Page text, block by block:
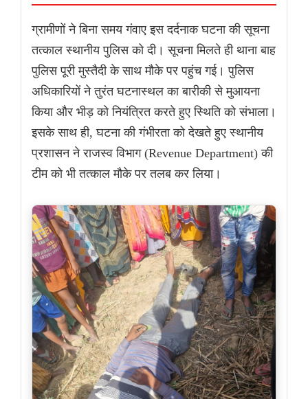
ग्रामीणों ने बिना समय गंवाए इस दर्दनाक घटना की सूचना
तत्काल स्थानीय पुलिस को दी। सूचना मिलते ही थाना बाह
पुलिस पूरी मुस्तैदी के साथ मौके पर पहुंच गई। पुलिस
अधिकारियों ने तुरंत घटनास्थल का बारीकी से मुआयना
किया और भीड़ को नियंत्रित करते हुए स्थिति को संभाला।
इसके साथ ही, घटना की गंभीरता को देखते हुए स्थानीय
प्रशासन ने राजस्व विभाग (Revenue Department) की
टीम को भी तत्काल मौके पर तलब कर लिया।